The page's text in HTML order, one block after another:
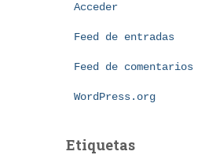
Acceder
Feed de entradas
Feed de comentarios
WordPress.org
Etiquetas